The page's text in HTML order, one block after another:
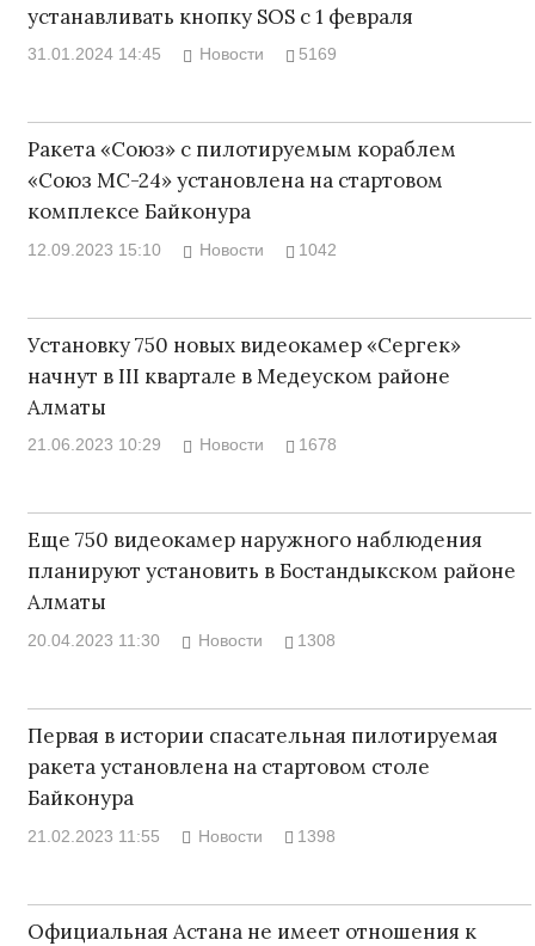
устанавливать кнопку SOS с 1 февраля
31.01.2024 14:45 Новости 5169
Ракета «Союз» с пилотируемым кораблем
«Союз МС-24» установлена на стартовом
комплексе Байконура
12.09.2023 15:10 Новости 1042
Установку 750 новых видеокамер «Сергек»
начнут в III квартале в Медеуском районе
Алматы
21.06.2023 10:29 Новости 1678
Еще 750 видеокамер наружного наблюдения
планируют установить в Бостандыкском районе
Алматы
20.04.2023 11:30 Новости 1308
Первая в истории спасательная пилотируемая
ракета установлена на стартовом столе
Байконура
21.02.2023 11:55 Новости 1398
Официальная Астана не имеет отношения к